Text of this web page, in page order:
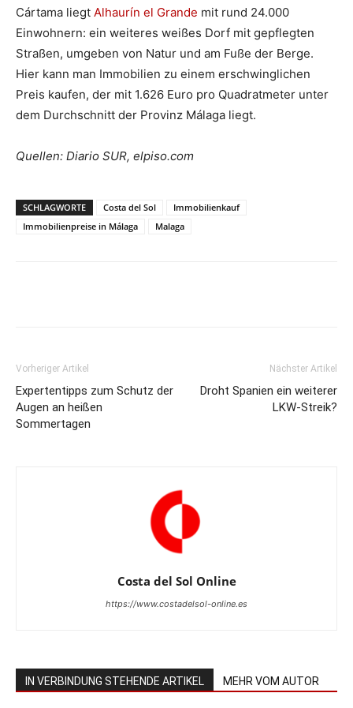
Cártama liegt Alhaurín el Grande mit rund 24.000
Einwohnern: ein weiteres weißes Dorf mit gepflegten
Straßen, umgeben von Natur und am Fuße der Berge.
Hier kann man Immobilien zu einem erschwinglichen
Preis kaufen, der mit 1.626 Euro pro Quadratmeter unter
dem Durchschnitt der Provinz Málaga liegt.
Quellen: Diario SUR, elpiso.com
SCHLAGWORTE Costa del Sol
Immobilienkauf
Immobilienpreise in Málaga
Malaga
Vorheriger Artikel
Expertentipps zum Schutz der
Augen an heißen
Sommertagen
Nächster Artikel
Droht Spanien ein weiterer
LKW-Streik?
Costa del Sol Online
https://www.costadelsol-online.es
IN VERBINDUNG STEHENDE ARTIKEL MEHR VOM AUTOR